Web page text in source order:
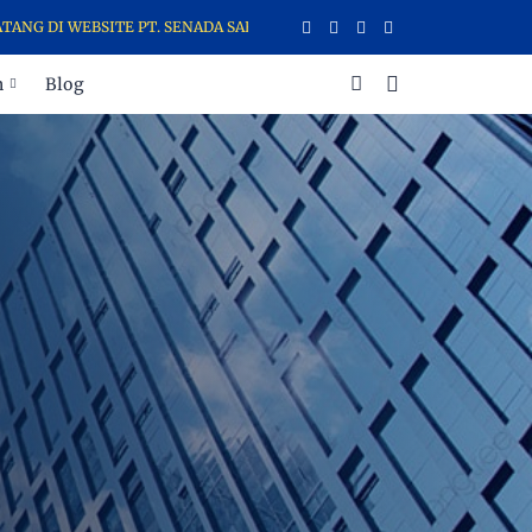
PT. SENADA SARANA SATYA - SELAMAT DATANG DI WEBSITE
Blog